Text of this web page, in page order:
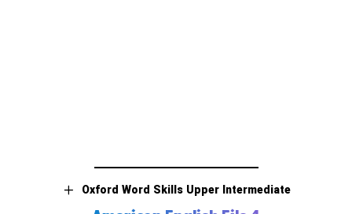
Oxford Word Skills Upper Intermediate